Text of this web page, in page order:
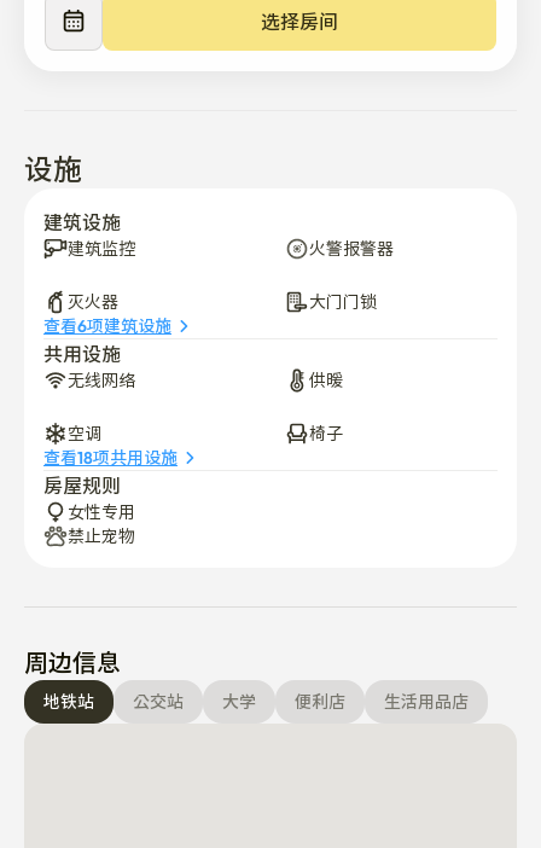
储空间。
定期维护和清洁: 共享空间始终保持清洁和卫生。
为什么选择留下 你好？
非常适合学生和专业人士:位于弘益大学、延世大学和办公
区附近，交通十分便利。
您的避风港正等待着您
如果您正在寻找首尔一个时尚、安全且方便的家，那么"住
在这里"是完美的选择。 欢迎咨询或预约参观我们的设
施。 我们期待您的到来，欢迎光临。
📌 请注意
选择房间
设施
建筑设施
建筑监控 火警报警器
灭火器
大门门锁
查看6项建筑设施
共用设施
无线网络 供暖
空调
椅子
查看18项共用设施
房屋规则
女性专用
禁止宠物
周边信息
地铁站 公交站 大学 便利店 生活用品店